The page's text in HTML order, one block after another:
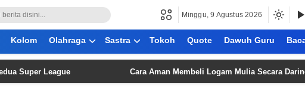
Minggu, 9 Agustus 2026
Kolom Olahraga Sastra Tokoh Quote Dawuh Guru
League Cara Aman Membeli Logam Mulia Secara Daring: